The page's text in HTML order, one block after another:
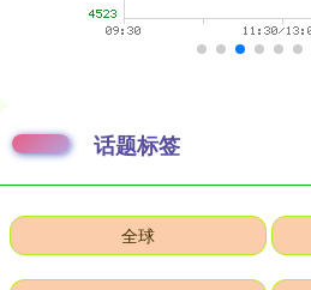
话题标签
全球